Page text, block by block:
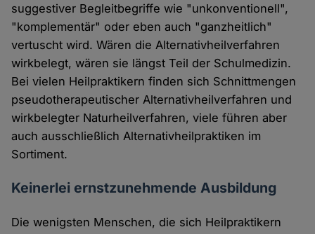
suggestiver Begleitbegriffe wie "unkonventionell",
"komplementär" oder eben auch "ganzheitlich"
vertuscht wird. Wären die Alternativheilverfahren
wirkbelegt, wären sie längst Teil der Schulmedizin.
Bei vielen Heilpraktikern finden sich Schnittmengen
pseudotherapeutischer Alternativheilverfahren und
wirkbelegter Naturheilverfahren, viele führen aber
auch ausschließlich Alternativheilpraktiken im
Sortiment.
Keinerlei ernstzunehmende Ausbildung
Die wenigsten Menschen, die sich Heilpraktikern